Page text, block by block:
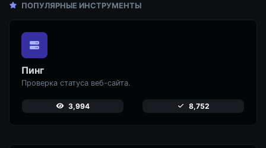
ПОПУЛЯРНЫЕ ИНСТРУМЕНТЫ
Пинг
Проверка статуса веб-сайта.
3,994 8,752